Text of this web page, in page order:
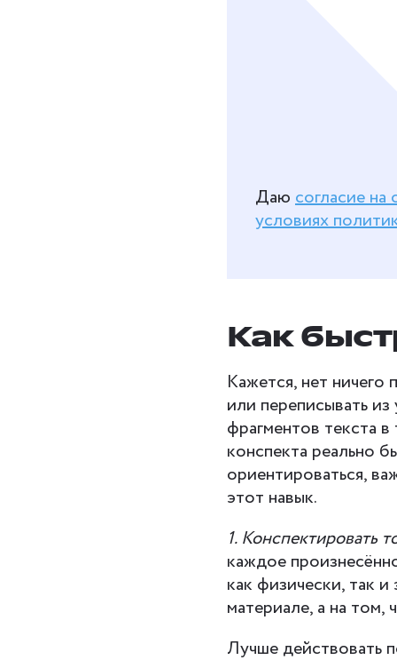
Даю согласие
условиях
Как
Кажется, нет ничего
или переписывать
фрагментов текста
конспекта реально
ориентироваться,
этот навык.
1. Конспектировать
каждое
как физически, так
материале, а на том,
Лучше действовать